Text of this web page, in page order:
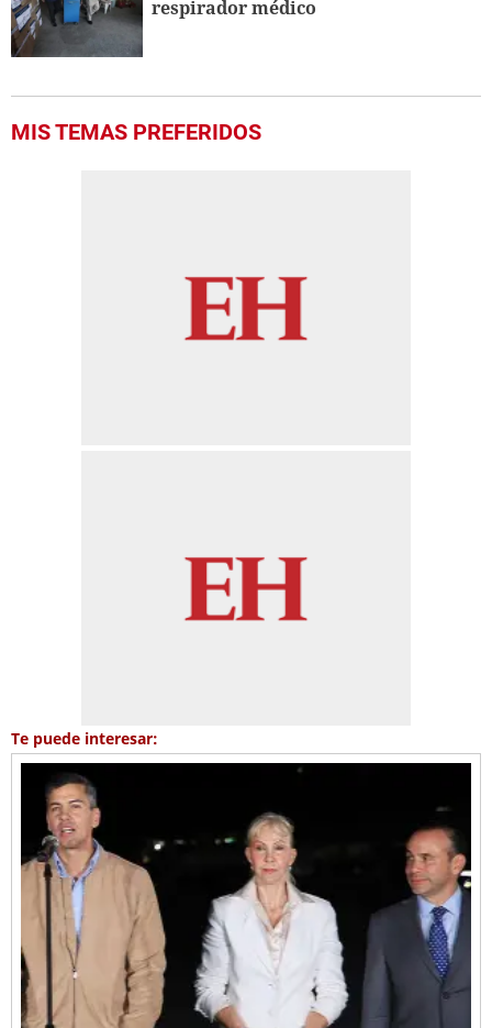
respirador médico
MIS TEMAS PREFERIDOS
Te puede interesar: